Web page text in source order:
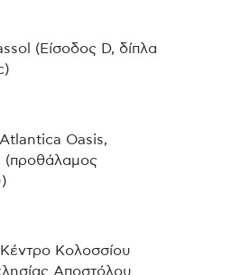
(Είσοδος D, δίπλα
Oasis,
(προθάλαμος
Κολοσσίου
Αποστόλου